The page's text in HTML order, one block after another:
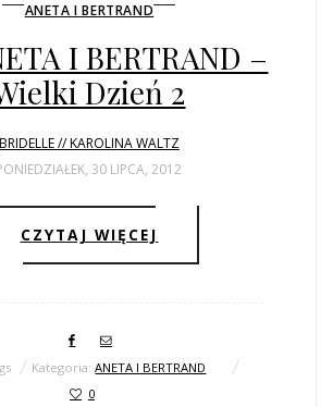
ANETA I BERTRAND
I BERTRAND –
Dzień 2
BRIDELLE // KAROLINA WALTZ
30 LIPCA, 2012
CZYTAJ WIĘCEJ
Kategoria:ANETA I BERTRAND
0